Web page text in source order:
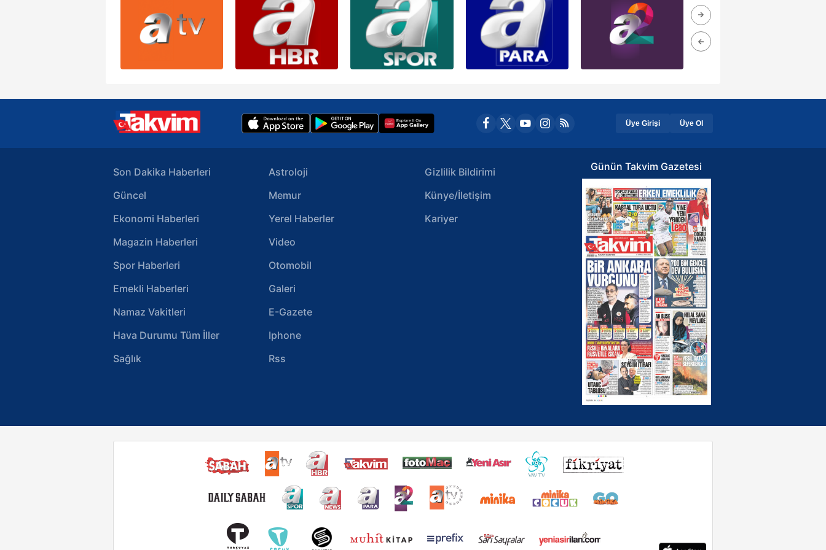
Üye Girişi Üye Ol
Son Dakika Haberleri
Güncel
Ekonomi Haberleri
Magazin Haberleri
Spor Haberleri
Emekli Haberleri
Namaz Vakitleri
Hava Durumu Tüm İller
Sağlık
Astroloji
Memur
Yerel Haberler
Video
Otomobil
Galeri
E-Gazete
Iphone
Rss
Gizlilik Bildirimi
Künye/İletişim
Kariyer
Günün Takvim Gazetesi